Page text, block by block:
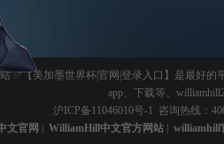
✅【美加墨世界杯|官网|登录入口】是最好
app、下载等。
沪ICP备11046010号-1 咨询热线：
文官网 WilliamHill中文官方网站| williamhill